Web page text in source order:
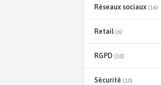
Réseaux sociaux(16)
Retail(6)
RGPD (10)
Sécurité (10)